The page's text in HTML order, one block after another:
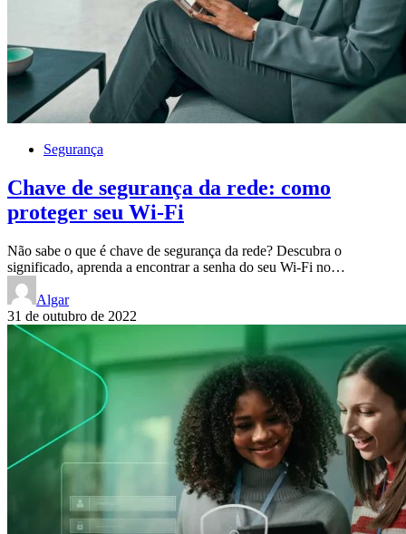
Segurança
Chave de segurança da rede: como
proteger seu Wi-Fi
Não sabe o que é chave de segurança da rede? Descubra o
significado, aprenda a encontrar a senha do seu Wi-Fi no…
Algar
31 de outubro de 2022